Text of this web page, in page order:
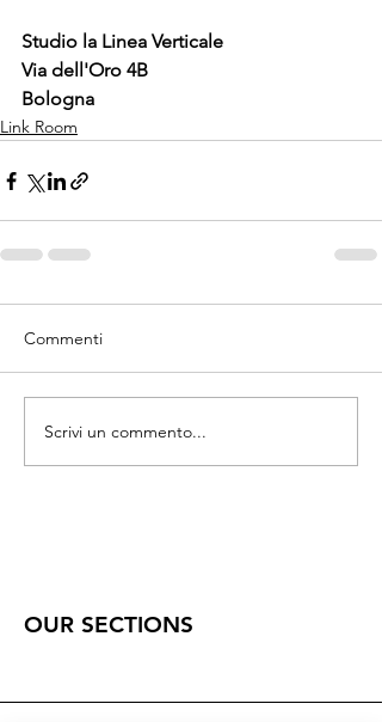
Studio la Linea Verticale
Via dell'Oro 4B
Bologna
Link Room
Commenti
Scrivi un commento...
OUR SECTIONS